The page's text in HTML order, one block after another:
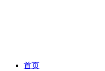
首页